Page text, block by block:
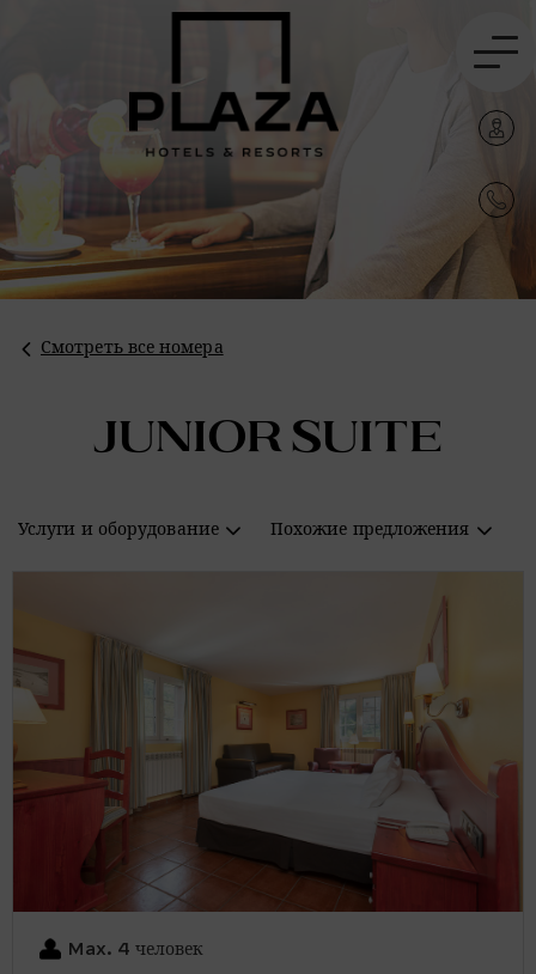
Смотреть все номера
Junior Suite
Услуги и оборудование Похожие предложения
Max. 4 человек